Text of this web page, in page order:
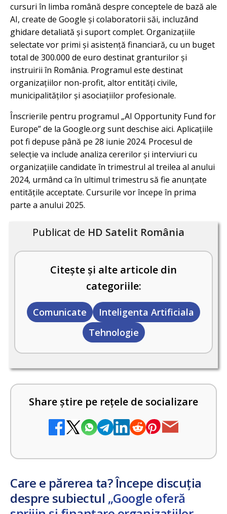
cursuri în limba română despre conceptele de bază ale
AI, create de Google și colaboratorii săi, incluzând
ghidare detaliată și suport complet. Organizațiile
selectate vor primi și asistență financiară, cu un buget
total de 300.000 de euro destinat granturilor și
instruirii în România. Programul este destinat
organizațiilor non-profit, altor entități civile,
municipalităților și asociațiilor profesionale.
Înscrierile pentru programul „AI Opportunity Fund for
Europe” de la Google.org sunt deschise aici. Aplicațiile
pot fi depuse până pe 28 iunie 2024. Procesul de
selecție va include analiza cererilor și interviuri cu
organizațiile candidate în trimestrul al treilea al anului
2024, urmând ca în ultimul trimestru să fie anunțate
entitățile acceptate. Cursurile vor începe în prima
parte a anului 2025.
Publicat de HD Satelit România
Citește și alte articole din
categoriile:
Comunicate
Inteligenta Artificiala
Tehnologie
Share știre pe rețele de socializare
Care e părerea ta? Începe discuția
despre subiectul „Google oferă